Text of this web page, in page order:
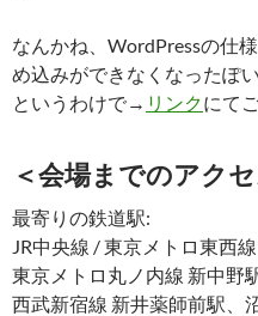
なんかね、WordPressの仕
め込みができなくなったぽ
というわけで→ リンクにて
＜会場までのアク
最寄りの鉄道駅:
JR中央線 / 東京メトロ東西
東京メトロ丸ノ内線 新中野
西武新宿線 新井薬師前駅、